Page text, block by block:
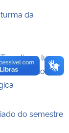
da
analisa o lugar
e educacionais
do semestre